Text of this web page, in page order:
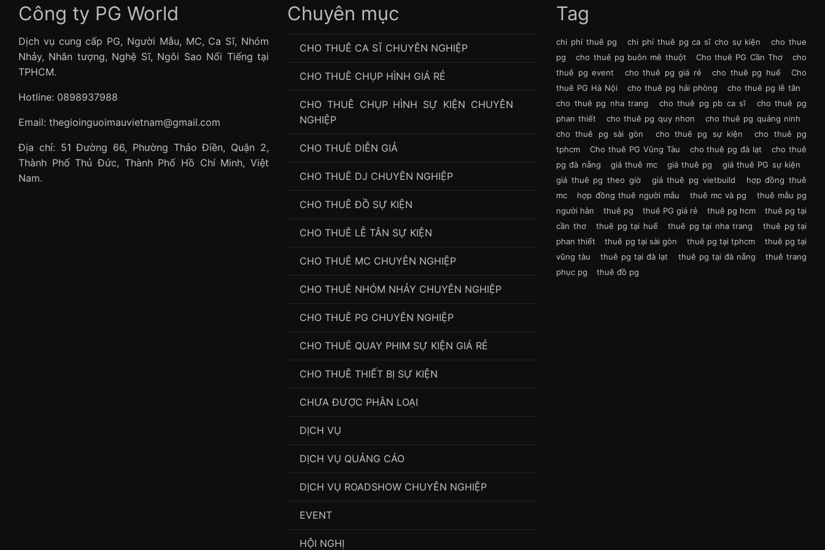
Công ty PG World
Dịch vụ cung cấp PG, Người Mẫu, MC, Ca Sĩ, Nhóm
Nhảy, Nhân tượng, Nghệ Sĩ, Ngôi Sao Nổi Tiếng tại
TPHCM.
Hotline: 0898937988
Email: thegioinguoimauvietnam@gmail.com
Địa chỉ: 51 Đường 66, Phường Thảo Điền, Quận 2,
Thành Phố Thủ Đức, Thành Phố Hồ Chí Minh, Việt
Nam.
Chuyên mục
CHO THUÊ CA SĨ CHUYÊN NGHIỆP
CHO THUÊ CHỤP HÌNH GIÁ RẺ
CHO THUÊ CHỤP HÌNH SỰ KIỆN CHUYÊN
NGHIỆP
CHO THUÊ DIỄN GIẢ
CHO THUÊ DJ CHUYÊN NGHIỆP
CHO THUÊ ĐỒ SỰ KIỆN
CHO THUÊ LỄ TÂN SỰ KIỆN
CHO THUÊ MC CHUYÊN NGHIỆP
CHO THUÊ NHÓM NHẢY CHUYÊN NGHIỆP
CHO THUÊ PG CHUYÊN NGHIỆP
CHO THUÊ QUAY PHIM SỰ KIỆN GIÁ RẺ
CHO THUÊ THIẾT BỊ SỰ KIỆN
CHƯA ĐƯỢC PHÂN LOẠI
DỊCH VỤ
DỊCH VỤ QUẢNG CÁO
DỊCH VỤ ROADSHOW CHUYÊN NGHIỆP
EVENT
HỘI NGHỊ
Tag
chi phí thuê pg chi phí thuê pg ca sĩ cho sự kiện
cho thue
pg
cho thuê pg buôn mê thuột Cho thuê PG Cần Thơ
cho
thuê pg event
cho thuê pg giá rẻ cho thuê pg huế
Cho
thuê PG Hà Nội
cho thuê pg hải phòng
cho thuê pg lễ tân
cho thuê pg nha trang
cho thuê pg pb ca sĩ
cho thuê pg
phan thiết
cho thuê pg quy nhơn
cho thuê pg quảng ninh
cho thuê pg sài gòn
cho thuê pg sự kiện
cho thuê pg
tphcm
Cho thuê PG Vũng Tàu cho thuê pg đà lạt
cho thuê
pg đà nẵng
giá thuê mc giá thuê pg
giá thuê PG sự kiện
giá thuê pg theo giờ
giá thuê pg vietbuild
hợp đồng thuê
mc
hợp đồng thuê người mẫu thuê mc và pg
thuê mẫu pg
người hàn
thuê pg thuê PG giá rẻ thuê pg hcm
thuê pg tại
cần thơ
thuê pg tại huế thuê pg tại nha trang
thuê pg tại
phan thiết
thuê pg tại sài gòn thuê pg tại tphcm
thuê pg tại
vũng tàu
thuê pg tại đà lạt thuê pg tại đà nẵng
thuê trang
phục pg
thuê đồ pg